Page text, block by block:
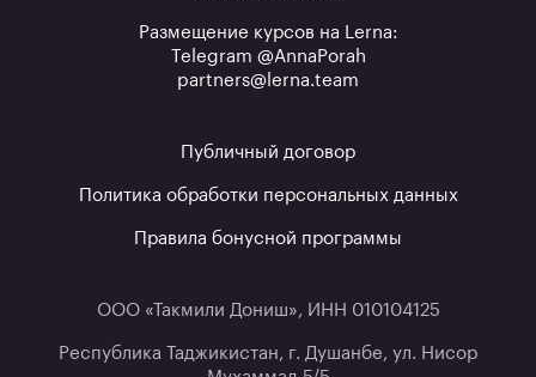
Размещение курсов на Lerna:
Telegram @AnnaPorah
partners@lerna.team
Публичный договор
Политика обработки персональных данных
Правила бонусной программы
ООО «Такмили Дониш», ИНН 010104125
Республика Таджикистан, г. Душанбе, ул. Нисор